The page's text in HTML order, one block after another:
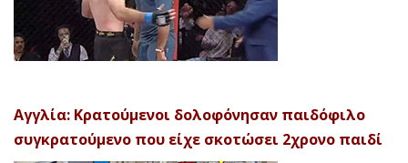
Αγγλία: Κρατούμενοι δολοφόνησαν παιδόφιλο
συγκρατούμενο που είχε σκοτώσει 2χρονο παιδί